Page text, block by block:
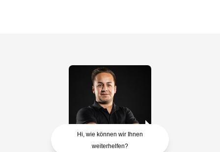
Hi, wie können wir Ihnen
weiterhelfen?